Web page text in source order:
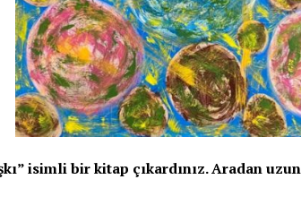
isimli bir kitap çıkardınız. Aradan